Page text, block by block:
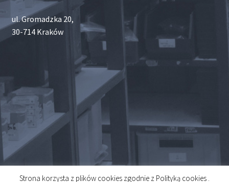
ul. Gromadzka 20,
30-714 Kraków
Strona korzysta z plików cookies zgodnie z Polityką cookies .